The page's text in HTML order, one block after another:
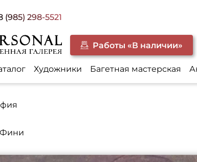
(985) 298-5521
Работы «В наличии»
Художники Багетная мастерская